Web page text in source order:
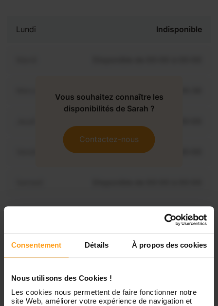
Consentement Détails À propos des cookies
Nous utilisons des Cookies !
Les cookies nous permettent de faire fonctionner notre
site Web, améliorer votre expérience de navigation et
Lundi Indisponible
Disponible de 00:00 à 00:00
Disponible de 00:00 à 00:00
Vous souhaitez connaître les
disponibilités de Sarah ?
Contactez-nous
Services proposés
Garde d’enfants Ménage